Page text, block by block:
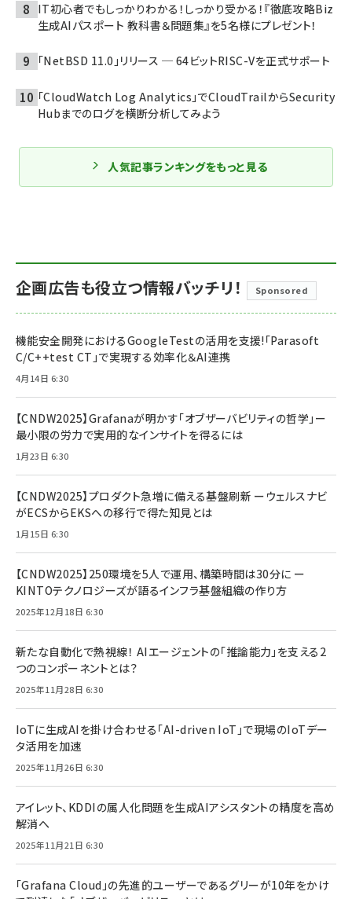
IT初心者でもしっかりわかる！しっかり受かる！『徹底攻略Biz
生成AIパスポート 教科書＆問題集』を5名様にプレゼント！
「NetBSD 11.0」リリース ─ 64ビットRISC-Vを正式サポート
「CloudWatch Log Analytics」でCloudTrailからSecurity
Hubまでのログを横断分析してみよう
人気記事ランキングをもっと見る
企画広告も役立つ情報バッチリ！ Sponsored
機能安全開発におけるGoogleTestの活用を支援!「Parasoft
C/C++test CT」で実現する効率化＆AI連携
4月14日 6:30
【CNDW2025】Grafanaが明かす「オブザーバビリティの哲学」ー
最小限の労力で実用的なインサイトを得るには
1月23日 6:30
【CNDW2025】プロダクト急増に備える基盤刷新 ーウェルスナビ
がECSからEKSへの移行で得た知見とは
1月15日 6:30
【CNDW2025】250環境を5人で運用、構築時間は30分に ー
KINTOテクノロジーズが語るインフラ基盤組織の作り方
2025年12月18日 6:30
新たな自動化で熱視線！ AIエージェントの「推論能力」を支える2
つのコンポーネントとは？
2025年11月28日 6:30
IoTに生成AIを掛け合わせる「AI-driven IoT」で現場のIoTデー
タ活用を加速
2025年11月26日 6:30
アイレット、KDDIの属人化問題を生成AIアシスタントの精度を高め
解消へ
2025年11月21日 6:30
「Grafana Cloud」の先進的ユーザーであるグリーが10年をかけ